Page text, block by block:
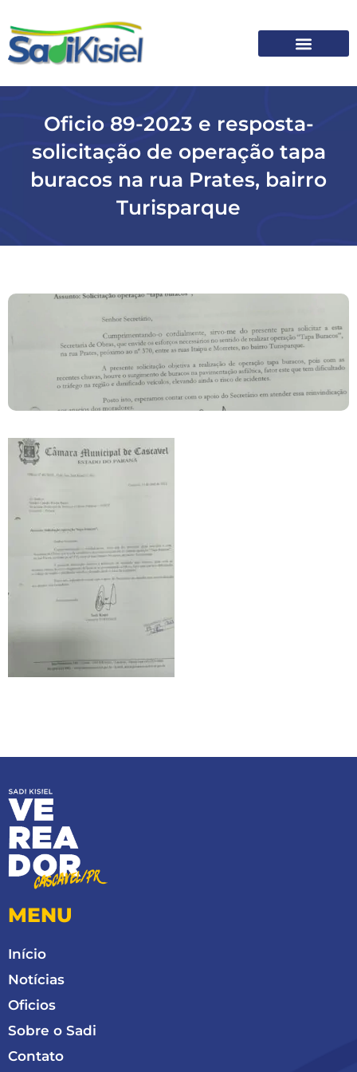
Oficio 89-2023 e resposta-
solicitação de operação tapa
buracos na rua Prates, bairro
Turisparque
MENU
Início
Notícias
Oficios
Sobre o Sadi
Contato